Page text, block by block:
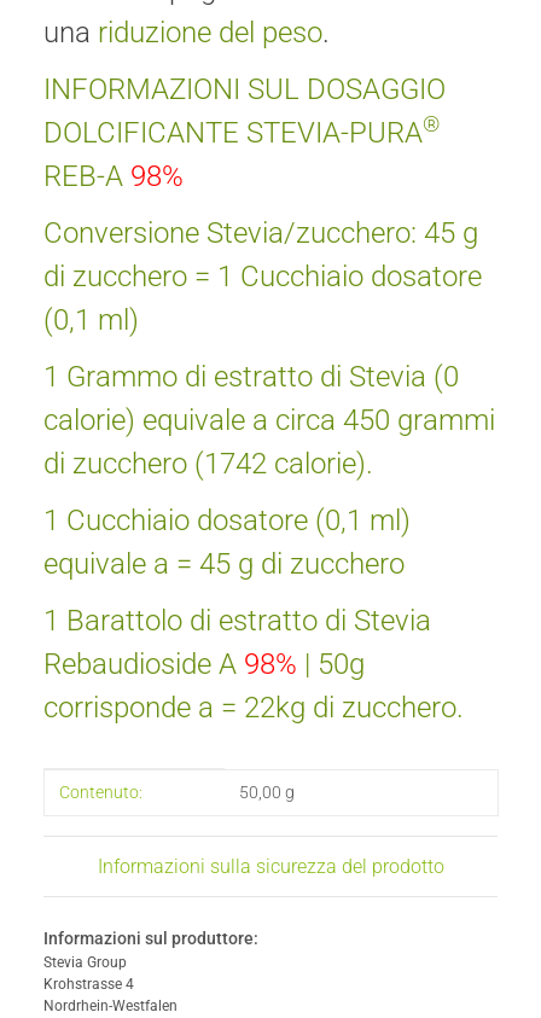
una riduzione del peso.
INFORMAZIONI SUL DOSAGGIO
DOLCIFICANTE STEVIA-PURA®
REB-A 98%
Conversione Stevia/zucchero: 45 g
di zucchero = 1 Cucchiaio dosatore
(0,1 ml)
1 Grammo di estratto di Stevia (0
calorie) equivale a circa 450 grammi
di zucchero (1742 calorie).
1 Cucchiaio dosatore (0,1 ml)
equivale a = 45 g di zucchero
1 Barattolo di estratto di Stevia
Rebaudioside A 98% | 50g
corrisponde a = 22kg di zucchero.
#productDetails.itemInformation#
#productDetails.itemValue#
Contenuto: 50,00 g
Informazioni sulla sicurezza del prodotto
Informazioni sul produttore:
Stevia Group
Krohstrasse 4
Nordrhein-Westfalen